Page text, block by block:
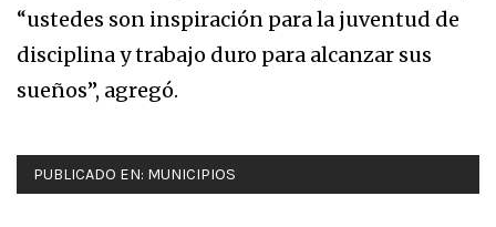
“ustedes son inspiración para la juventud de
disciplina y trabajo duro para alcanzar sus
sueños”, agregó.
PUBLICADO EN: MUNICIPIOS